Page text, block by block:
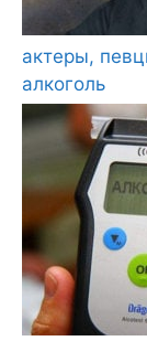
актеры,
алкоголь